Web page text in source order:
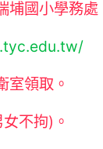
埔國小學務
室領取。
不拘)。